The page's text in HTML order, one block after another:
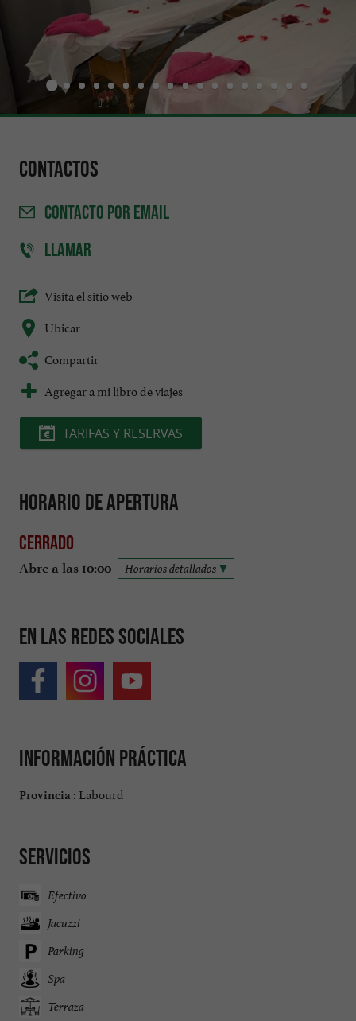
Contactos
CONTACTO POR EMAIL
LLAMAR
Visita el sitio web
Ubicar
Compartir
Agregar a mi libro de viajes
TARIFAS Y RESERVAS
Horario de apertura
Cerrado
Abre a las 10:00 Horarios detallados
En las redes sociales
Información práctica
Provincia : Labourd
Servicios
Efectivo
Jacuzzi
Parking
Spa
Terraza